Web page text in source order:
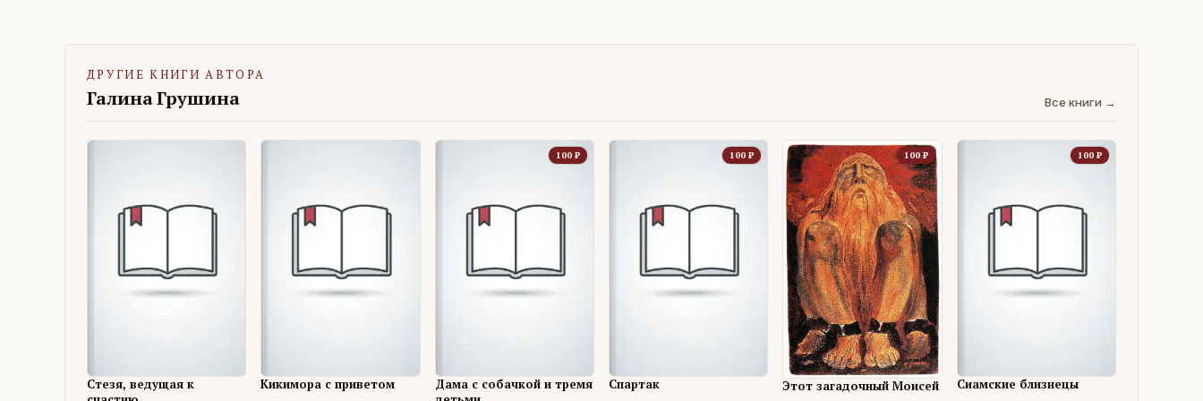
ДРУГИЕ КНИГИ АВТОРА
Галина Грушина Все книги →
Стезя, ведущая к
Кикимора с приветом
100₽
Дама с собачкой и тремя
100 ₽
Спартак
100₽
Этот загадочный Моисей
100₽
Сиамские близнецы